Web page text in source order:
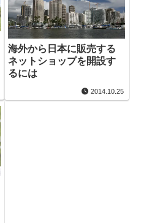
海外から日本に販売する
ネットショップを開設す
るには
2014.10.25